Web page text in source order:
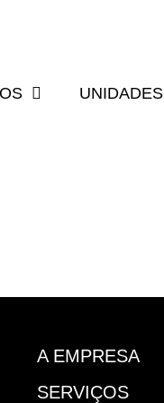
UNIDADES
A EMPRESA
SERVIÇOS